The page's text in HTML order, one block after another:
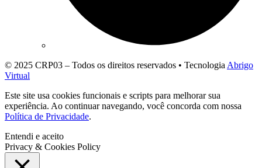
© 2025 CRP03 – Todos os direitos reservados • Tecnologia Abrigo
Virtual
Este site usa cookies funcionais e scripts para melhorar sua
experiência. Ao continuar navegando, você concorda com nossa
Política de Privacidade.
Entendi e aceito
Privacy & Cookies Policy